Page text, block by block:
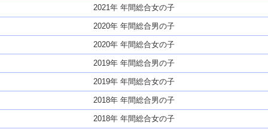
2021年 年間総合女の子
2020年 年間総合男の子
2020年 年間総合女の子
2019年 年間総合男の子
2019年 年間総合女の子
2018年 年間総合男の子
2018年 年間総合女の子